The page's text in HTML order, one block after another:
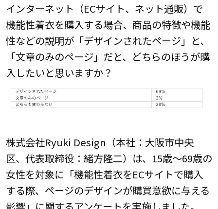
インターネット（ECサイト、ネット通販）で
機能性着衣を購入する場合、商品の特徴や機能
性などの説明が「デザインされたページ」と、
「文章のみのページ」だと、どちらのほうが購
入したいと思いますか？
株式会社Ryuki Design（本社：大阪市中央
区、代表取締役：緒方隆二）は、15歳～69歳の
女性を対象に「機能性着衣をECサイトで購入
する際、ページのデザインが購買意欲に与える
影響」に関するアンケートを実施しました。